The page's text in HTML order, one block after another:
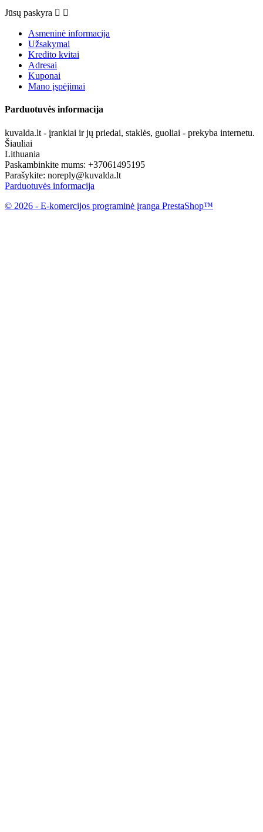
Jūsų paskyra  
Asmeninė informacija
Užsakymai
Kredito kvitai
Adresai
Kuponai
Mano įspėjimai
Parduotuvės informacija
kuvalda.lt - įrankiai ir jų priedai, staklės, guoliai - prekyba internetu.
Šiauliai
Lithuania
Paskambinkite mums: +37061495195
Parašykite: noreply@kuvalda.lt
Parduotuvės informacija
© 2026 - E-komercijos programinė įranga PrestaShop™